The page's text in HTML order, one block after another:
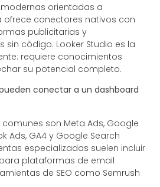
orientadas a
ofrece conectores nativos con
publicitarias y
sin código. Looker Studio es la
requiere conocimientos
su potencial completo.
conectar a un dashboard
son Meta Ads, Google
Ads, GA4 y Google Search
especializadas suelen incluir
plataformas de email
de SEO como Semrush